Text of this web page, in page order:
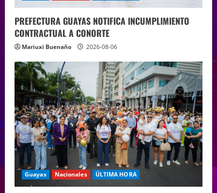
PREFECTURA GUAYAS NOTIFICA INCUMPLIMIENTO
CONTRACTUAL A CONORTE
Mariuxi Buenaño 2026-08-06
Guayas Nacionales ÚLTIMA HORA